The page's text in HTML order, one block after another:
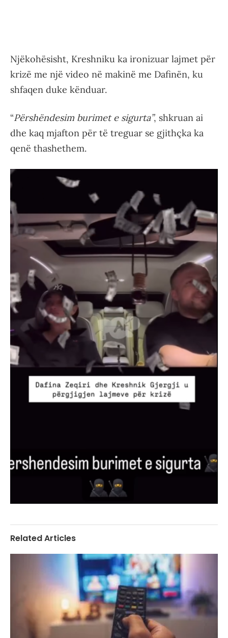
Njëkohësisht, Kreshniku ka ironizuar lajmet për
krizë me një video në makinë me Dafinën, ku
shfaqen duke kënduar.
“Përshëndesim burimet e sigurta”, shkruan ai
dhe kaq mjafton për të treguar se gjithçka ka
qenë thashethem.
Related Articles